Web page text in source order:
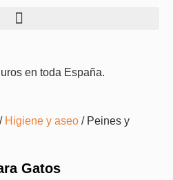
en toda España.
/ Higiene y aseo / Peines y
Gatos